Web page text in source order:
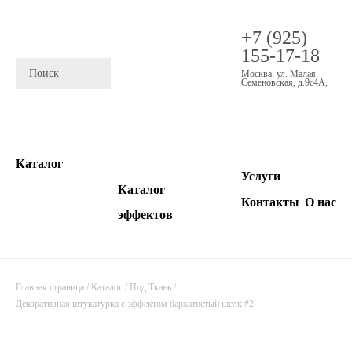
+7 (925)
155-17-18
Москва, ул. Малая
Семеновская, д.9с4А,
Каталог
Каталог
эффектов
Услуги
Контакты О нас
Главная страница / Каталог / Под Ткань /
Декоративная штукатурка с эффектом бархатистый шёлк #2